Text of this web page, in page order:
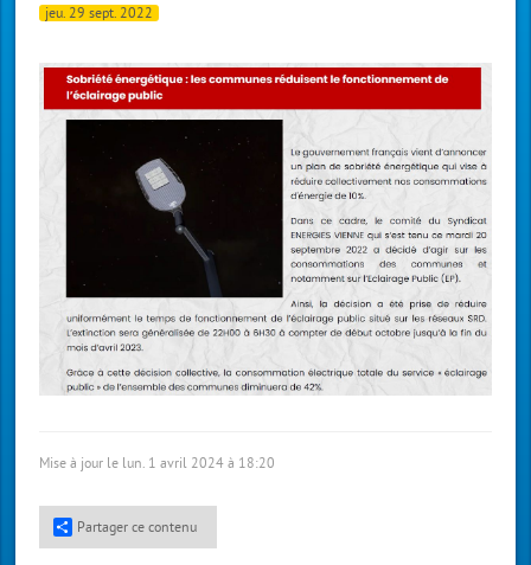
jeu. 29 sept. 2022
Mise à jour le lun. 1 avril 2024 à 18:20
Partager ce contenu